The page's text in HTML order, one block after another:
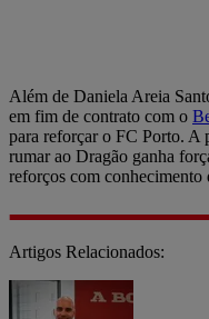
Além de Daniela Areia
em fim de contrato com o
para reforçar o FC Porto. A
rumar ao Dragão ganha
reforços com
Artigos Relacionados: